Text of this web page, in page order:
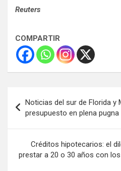
Reuters
COMPARTIR
de
entradas
Noticias del sur de Florida y
presupuesto en plena pugna
Créditos hipotecarios: el
prestar a 20 o 30 años con